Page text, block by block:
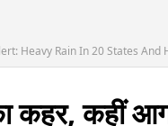
कहर, कहीं